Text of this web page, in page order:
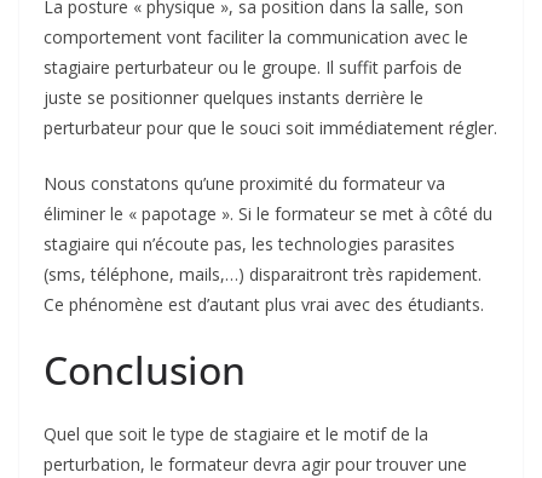
La posture « physique », sa position dans la salle, son
comportement vont faciliter la communication avec le
stagiaire perturbateur ou le groupe. Il suffit parfois de
juste se positionner quelques instants derrière le
perturbateur pour que le souci soit immédiatement régler.
Nous constatons qu’une proximité du formateur va
éliminer le « papotage ». Si le formateur se met à côté du
stagiaire qui n’écoute pas, les technologies parasites
(sms, téléphone, mails,…) disparaitront très rapidement.
Ce phénomène est d’autant plus vrai avec des étudiants.
Conclusion
Quel que soit le type de stagiaire et le motif de la
perturbation, le formateur devra agir pour trouver une